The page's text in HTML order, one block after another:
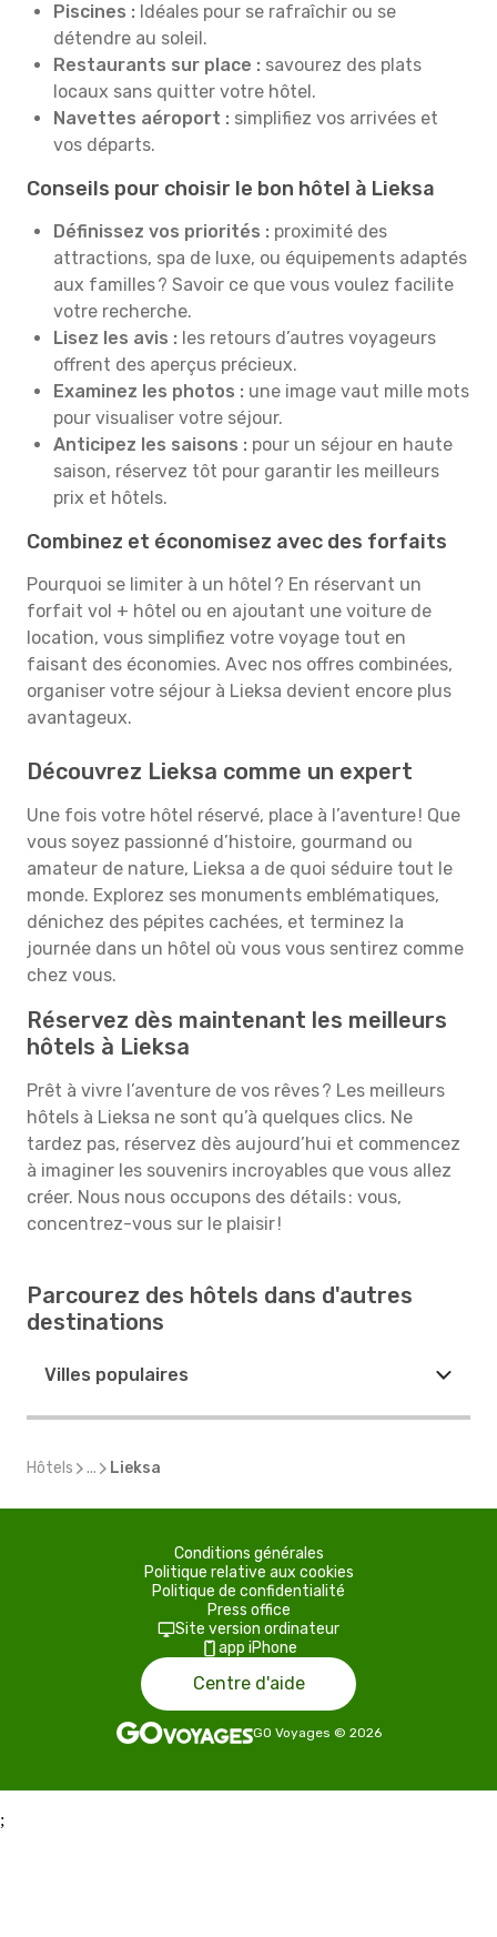
Piscines : Idéales pour se rafraîchir ou se
détendre au soleil.
Restaurants sur place : savourez des plats
locaux sans quitter votre hôtel.
Navettes aéroport : simplifiez vos arrivées et
vos départs.
Conseils pour choisir le bon hôtel à Lieksa
Définissez vos priorités : proximité des
attractions, spa de luxe, ou équipements adaptés
aux familles ? Savoir ce que vous voulez facilite
votre recherche.
Lisez les avis : les retours d’autres voyageurs
offrent des aperçus précieux.
Examinez les photos : une image vaut mille mots
pour visualiser votre séjour.
Anticipez les saisons : pour un séjour en haute
saison, réservez tôt pour garantir les meilleurs
prix et hôtels.
Combinez et économisez avec des forfaits
Pourquoi se limiter à un hôtel ? En réservant un
forfait vol + hôtel ou en ajoutant une voiture de
location, vous simplifiez votre voyage tout en
faisant des économies. Avec nos offres combinées,
organiser votre séjour à Lieksa devient encore plus
avantageux.
Découvrez Lieksa comme un expert
Une fois votre hôtel réservé, place à l’aventure ! Que
vous soyez passionné d’histoire, gourmand ou
amateur de nature, Lieksa a de quoi séduire tout le
monde. Explorez ses monuments emblématiques,
dénichez des pépites cachées, et terminez la
journée dans un hôtel où vous vous sentirez comme
chez vous.
Réservez dès maintenant les meilleurs
hôtels à Lieksa
Prêt à vivre l’aventure de vos rêves ? Les meilleurs
hôtels à Lieksa ne sont qu’à quelques clics. Ne
tardez pas, réservez dès aujourd’hui et commencez
à imaginer les souvenirs incroyables que vous allez
créer. Nous nous occupons des détails : vous,
concentrez-vous sur le plaisir !
Parcourez des hôtels dans d'autres
destinations
Villes populaires
Hôtels ... Lieksa
Conditions générales
Politique relative aux cookies
Politique de confidentialité
Press office
Site version ordinateur
app iPhone
Centre d'aide
GO Voyages © 2026
;